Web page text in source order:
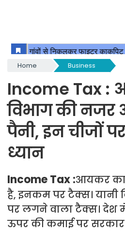
Home Business
Income Tax :
विभाग की नजर
पैनी, इन चीजों
ध्यान
Income Tax :आयकर का
है, इनकम पर टैक्स। यानी
पर लगने वाला टैक्स। देश
ऊपर की कमाई पर